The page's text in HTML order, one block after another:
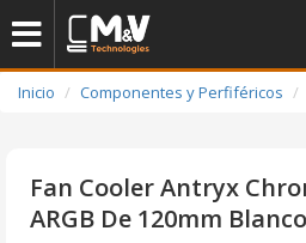
Inicio Componentes y Perfiféricos
Fan Cooler Antryx
ARGB De 120mm Blanco